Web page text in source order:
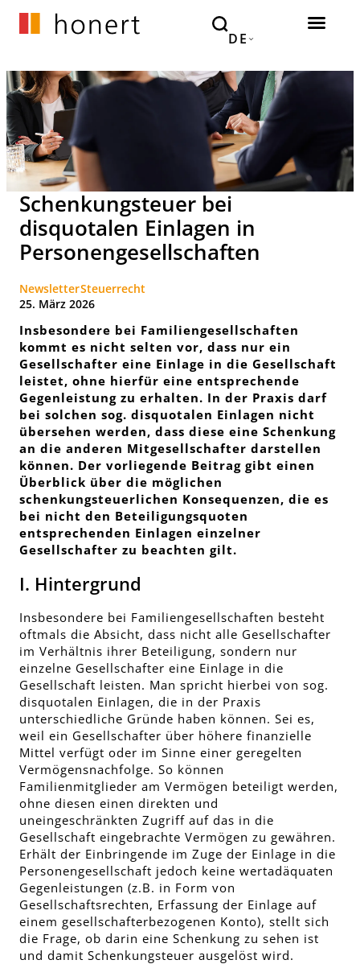
DE
Schenkungsteuer bei
disquotalen Einlagen in
Personengesellschaften
NewsletterSteuerrecht
25. März 2026
Insbesondere bei Familiengesellschaften
kommt es nicht selten vor, dass nur ein
Gesellschafter eine Einlage in die Gesellschaft
leistet, ohne hierfür eine entsprechende
Gegenleistung zu erhalten. In der Praxis darf
bei solchen sog. disquotalen Einlagen nicht
übersehen werden, dass diese eine Schenkung
an die anderen Mitgesellschafter darstellen
können. Der vorliegende Beitrag gibt einen
Überblick über die möglichen
schenkungsteuerlichen Konsequenzen, die es
bei nicht den Beteiligungsquoten
entsprechenden Einlagen einzelner
Gesellschafter zu beachten gilt.
I. Hintergrund
Insbesondere bei Familiengesellschaften besteht
oftmals die Absicht, dass nicht alle Gesellschafter
im Verhältnis ihrer Beteiligung, sondern nur
einzelne Gesellschafter eine Einlage in die
Gesellschaft leisten. Man spricht hierbei von sog.
disquotalen Einlagen, die in der Praxis
unterschiedliche Gründe haben können. Sei es,
weil ein Gesellschafter über höhere finanzielle
Mittel verfügt oder im Sinne einer geregelten
Vermögensnachfolge. So können
Familienmitglieder am Vermögen beteiligt werden,
ohne diesen einen direkten und
uneingeschränkten Zugriff auf das in die
Gesellschaft eingebrachte Vermögen zu gewähren.
Erhält der Einbringende im Zuge der Einlage in die
Personengesellschaft jedoch keine wertadäquaten
Gegenleistungen (z.B. in Form von
Gesellschaftsrechten, Erfassung der Einlage auf
einem gesellschafterbezogenen Konto), stellt sich
die Frage, ob darin eine Schenkung zu sehen ist
und damit Schenkungsteuer ausgelöst wird.